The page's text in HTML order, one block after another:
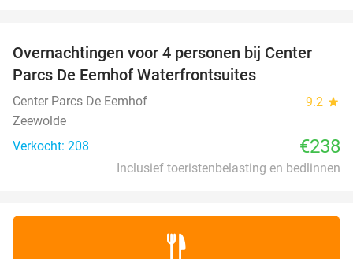
Overnachtingen voor 4 personen bij Center
Parcs De Eemhof Waterfrontsuites
Center Parcs De Eemhof 9.2 star
Zeewolde
Verkocht: 208
€238
Inclusief toeristenbelasting en bedlinnen